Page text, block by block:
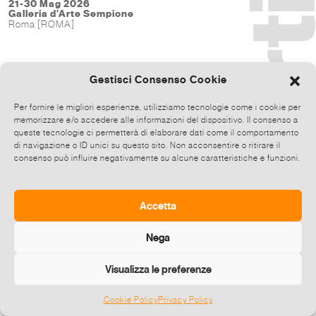
Gestisci Consenso Cookie
Per fornire le migliori esperienze, utilizziamo tecnologie come i cookie per
memorizzare e/o accedere alle informazioni del dispositivo. Il consenso a
queste tecnologie ci permetterà di elaborare dati come il comportamento
di navigazione o ID unici su questo sito. Non acconsentire o ritirare il
consenso può influire negativamente su alcune caratteristiche e funzioni.
Accetta
Nega
Visualizza le preferenze
Cookie PolicyPrivacy Policy
21-30 Mag 2026
Galleria d’Arte Sempione
Roma [ROMA]
©2026 E-zine